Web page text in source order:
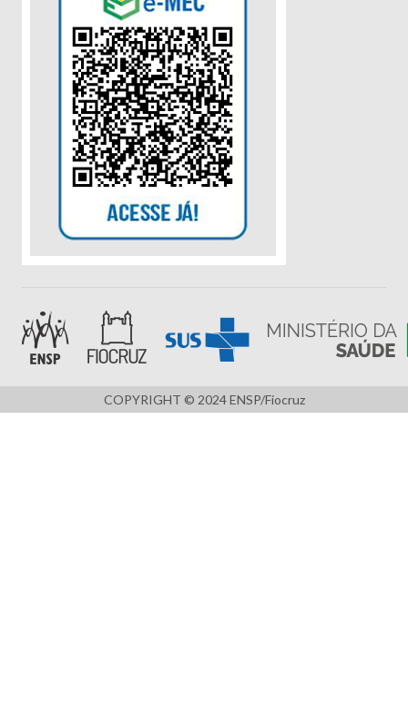
COPYRIGHT © 2024 ENSP/Fiocruz